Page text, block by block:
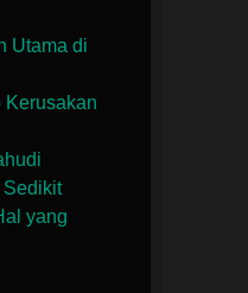
Utama di
Kerusakan
Sedikit
yang